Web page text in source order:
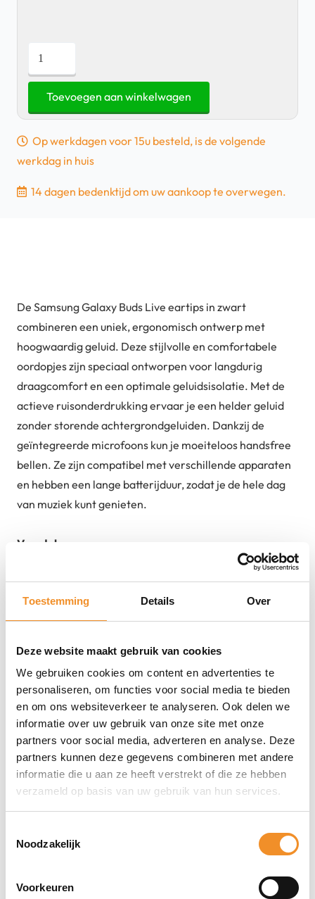
Toestemming Details Over
Deze website maakt gebruik van cookies
We gebruiken cookies om content en advertenties te
personaliseren, om functies voor social media te bieden
en om ons websiteverkeer te analyseren. Ook delen we
informatie over uw gebruik van onze site met onze
partners voor social media, adverteren en analyse. Deze
partners kunnen deze gegevens combineren met andere
informatie die u aan ze heeft verstrekt of die ze hebben
verzameld op basis van uw gebruik van hun services.
Noodzakelijk
Voorkeuren
Samsung
Galaxy
Buds
Live
Eartips
-
Zwart
Toevoegen aan winkelwagen
Op werkdagen voor 15u besteld, is de volgende
werkdag in huis
14 dagen bedenktijd om uw aankoop te overwegen.
De Samsung Galaxy Buds Live eartips in zwart
combineren een uniek, ergonomisch ontwerp met
hoogwaardig geluid. Deze stijlvolle en comfortabele
oordopjes zijn speciaal ontworpen voor langdurig
draagcomfort en een optimale geluidsisolatie. Met de
actieve ruisonderdrukking ervaar je een helder geluid
zonder storende achtergrondgeluiden. Dankzij de
geïntegreerde microfoons kun je moeiteloos handsfree
bellen. Ze zijn compatibel met verschillende apparaten
en hebben een lange batterijduur, zodat je de hele dag
van muziek kunt genieten.
Voordelen
Uniek en ergonomisch design voor langdurig
comfort.
Actieve ruisonderdrukking voor een helder en
Geschikt voor diverse apparaten via Bluetooth.
Langdurige batterijduur voor ononderbroken
luisterplezier.
Direct erbij bestellen